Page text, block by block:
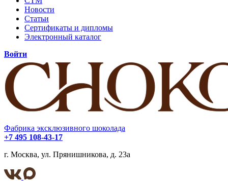
Новости
Статьи
Сертификаты и дипломы
Электронный каталог
Войти
Фабрика эксклюзивного шоколада
+7 495 108-43-17
г. Москва, ул. Прянишникова, д. 23а